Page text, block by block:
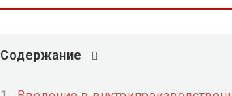
Содержание